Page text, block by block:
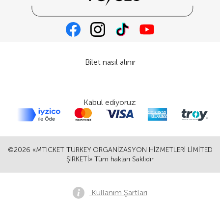
©2026 «MTICKET TURKEY ORGANİZASYON HİZMETLERİ LİMİTED
ŞİRKETİ» Tüm hakları Saklıdır
Bilet nasıl alınır
Kabul ediyoruz:
Kullanım Şartları